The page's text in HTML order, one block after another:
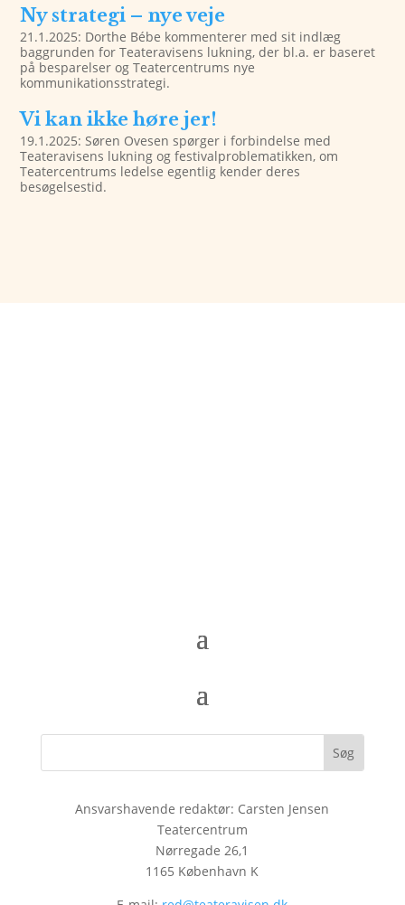
Ny strategi – nye veje
21.1.2025: Dorthe Bébe kommenterer med sit indlæg
baggrunden for Teateravisens lukning, der bl.a. er baseret
på besparelser og Teatercentrums nye
kommunikationsstrategi.
Vi kan ikke høre jer!
19.1.2025: Søren Ovesen spørger i forbindelse med
Teateravisens lukning og festivalproblematikken, om
Teatercentrums ledelse egentlig kender deres
besøgelsestid.
Ansvarshavende redaktør: Carsten Jensen
Teatercentrum
Nørregade 26,1
1165 København K